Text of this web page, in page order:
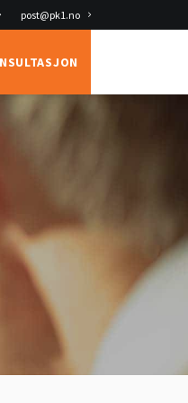
post@pk1.no